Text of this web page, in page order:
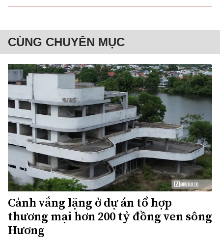
CÙNG CHUYÊN MỤC
Cảnh vắng lặng ở dự án tổ hợp
thương mại hơn 200 tỷ đồng ven sông
Hương